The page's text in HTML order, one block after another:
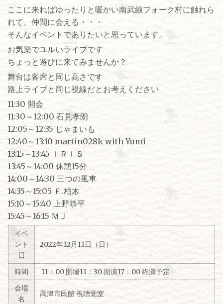
ここに来ればゆったりと暖かい南武線フォーク村に触れら
れて、仲間に会える・・・
そんなイベントでありたいと思っています。
お気楽でユルいライブです
ちょっと遊びに来てみませんか？
舞台は客席と同じ高さです
路上ライブと同じ視線だとお考えください
11:30 開会
11:30～12:00 石見孝朗
12:05～12:35 じゃまいも
12:40～13:10 martin028k with Yumi
13:15～13:45 ＩＲＩＳ
13:45～14:00 休憩15分
14:00～14:30 三つの風車
14:35～15:05 Ｆ.柏木
15:10～15:40 上野恭平
15:45～16:15 ＭＪ
イベ
ント
日
2022年12月11日（日）
時間
11：00 開場11：30 開演17：00 終演予定
会場
名
高津市民館 視聴覚室